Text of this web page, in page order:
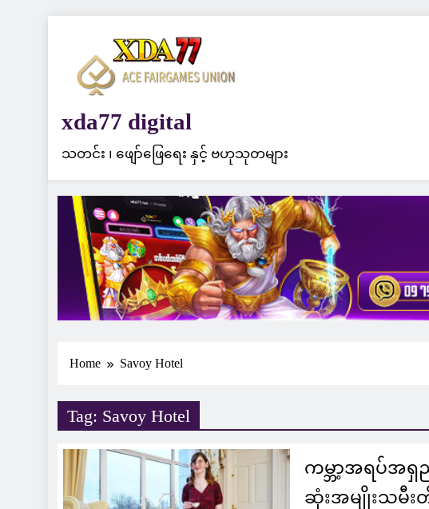
xda77 digital
သတင်း ၊ ဖျော်ဖြေရေး နှင့် ဗဟုသုတများ
Home Savoy Hotel
Tag: Savoy Hotel
ကမ္ဘာ့အရပ်အရှ
ဆုံးအမျိုးသမီး